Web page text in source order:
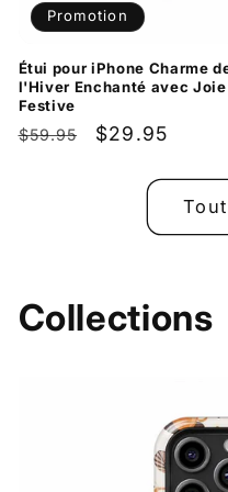
Promotion
Étui pour iPhone Charme
l'Hiver Enchanté avec Joie
Festive
Prix
$59.95
Prix
$29.95
Collections